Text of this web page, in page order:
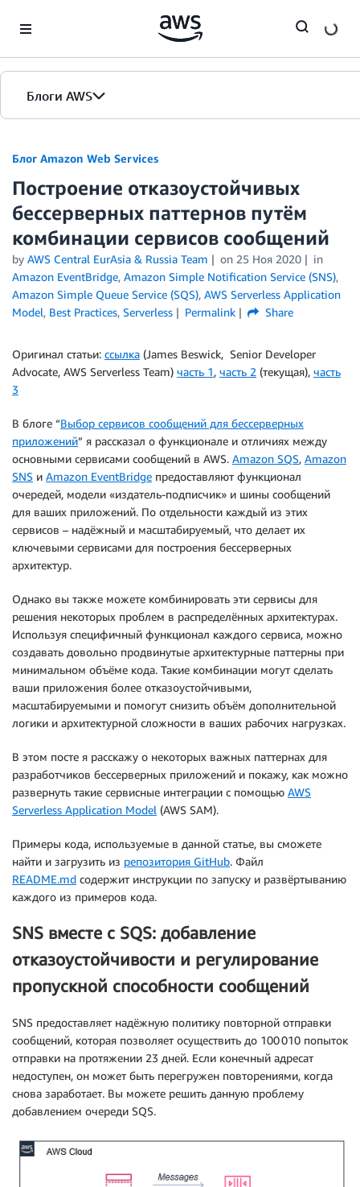
Блоги AWS
Главная страница
Версии
Блог Amazon Web Services
Построение отказоустойчивых
бессерверных паттернов путём
комбинации сервисов сообщений
by AWS Central EurAsia & Russia Team on 25 Ноя 2020
in
Amazon EventBridge, Amazon Simple Notification Service (SNS),
Amazon Simple Queue Service (SQS), AWS Serverless Application
Model, Best Practices, Serverless Permalink Share
Оригинал статьи: ссылка (James Beswick, Senior Developer
Advocate, AWS Serverless Team) часть 1, часть 2 (текущая), часть
3
В блоге “Выбор сервисов сообщений для бессерверных
приложений” я рассказал о функционале и отличиях между
основными сервисами сообщений в AWS. Amazon SQS, Amazon
SNS и Amazon EventBridge предоставляют функционал
очередей, модели «издатель-подписчик» и шины сообщений
для ваших приложений. По отдельности каждый из этих
сервисов – надёжный и масштабируемый, что делает их
ключевыми сервисами для построения бессерверных
архитектур.
Однако вы также можете комбинировать эти сервисы для
решения некоторых проблем в распределённых архитектурах.
Используя специфичный функционал каждого сервиса, можно
создавать довольно продвинутые архитектурные паттерны при
минимальном объёме кода. Такие комбинации могут сделать
ваши приложения более отказоустойчивыми,
масштабируемыми и помогут снизить объём дополнительной
логики и архитектурной сложности в ваших рабочих нагрузках.
В этом посте я расскажу о некоторых важных паттернах для
разработчиков бессерверных приложений и покажу, как можно
развернуть такие сервисные интеграции с помощью AWS
Serverless Application Model (AWS SAM).
Примеры кода, используемые в данной статье, вы сможете
найти и загрузить из репозитория GitHub. Файл
README.md содержит инструкции по запуску и развёртыванию
каждого из примеров кода.
SNS вместе с SQS: добавление
отказоустойчивости и регулирование
пропускной способности сообщений
SNS предоставляет надёжную политику повторной отправки
сообщений, которая позволяет осуществить до 100 010 попыток
отправки на протяжении 23 дней. Если конечный адресат
недоступен, он может быть перегружен повторениями, когда
снова заработает. Вы можете решить данную проблему
добавлением очереди SQS.